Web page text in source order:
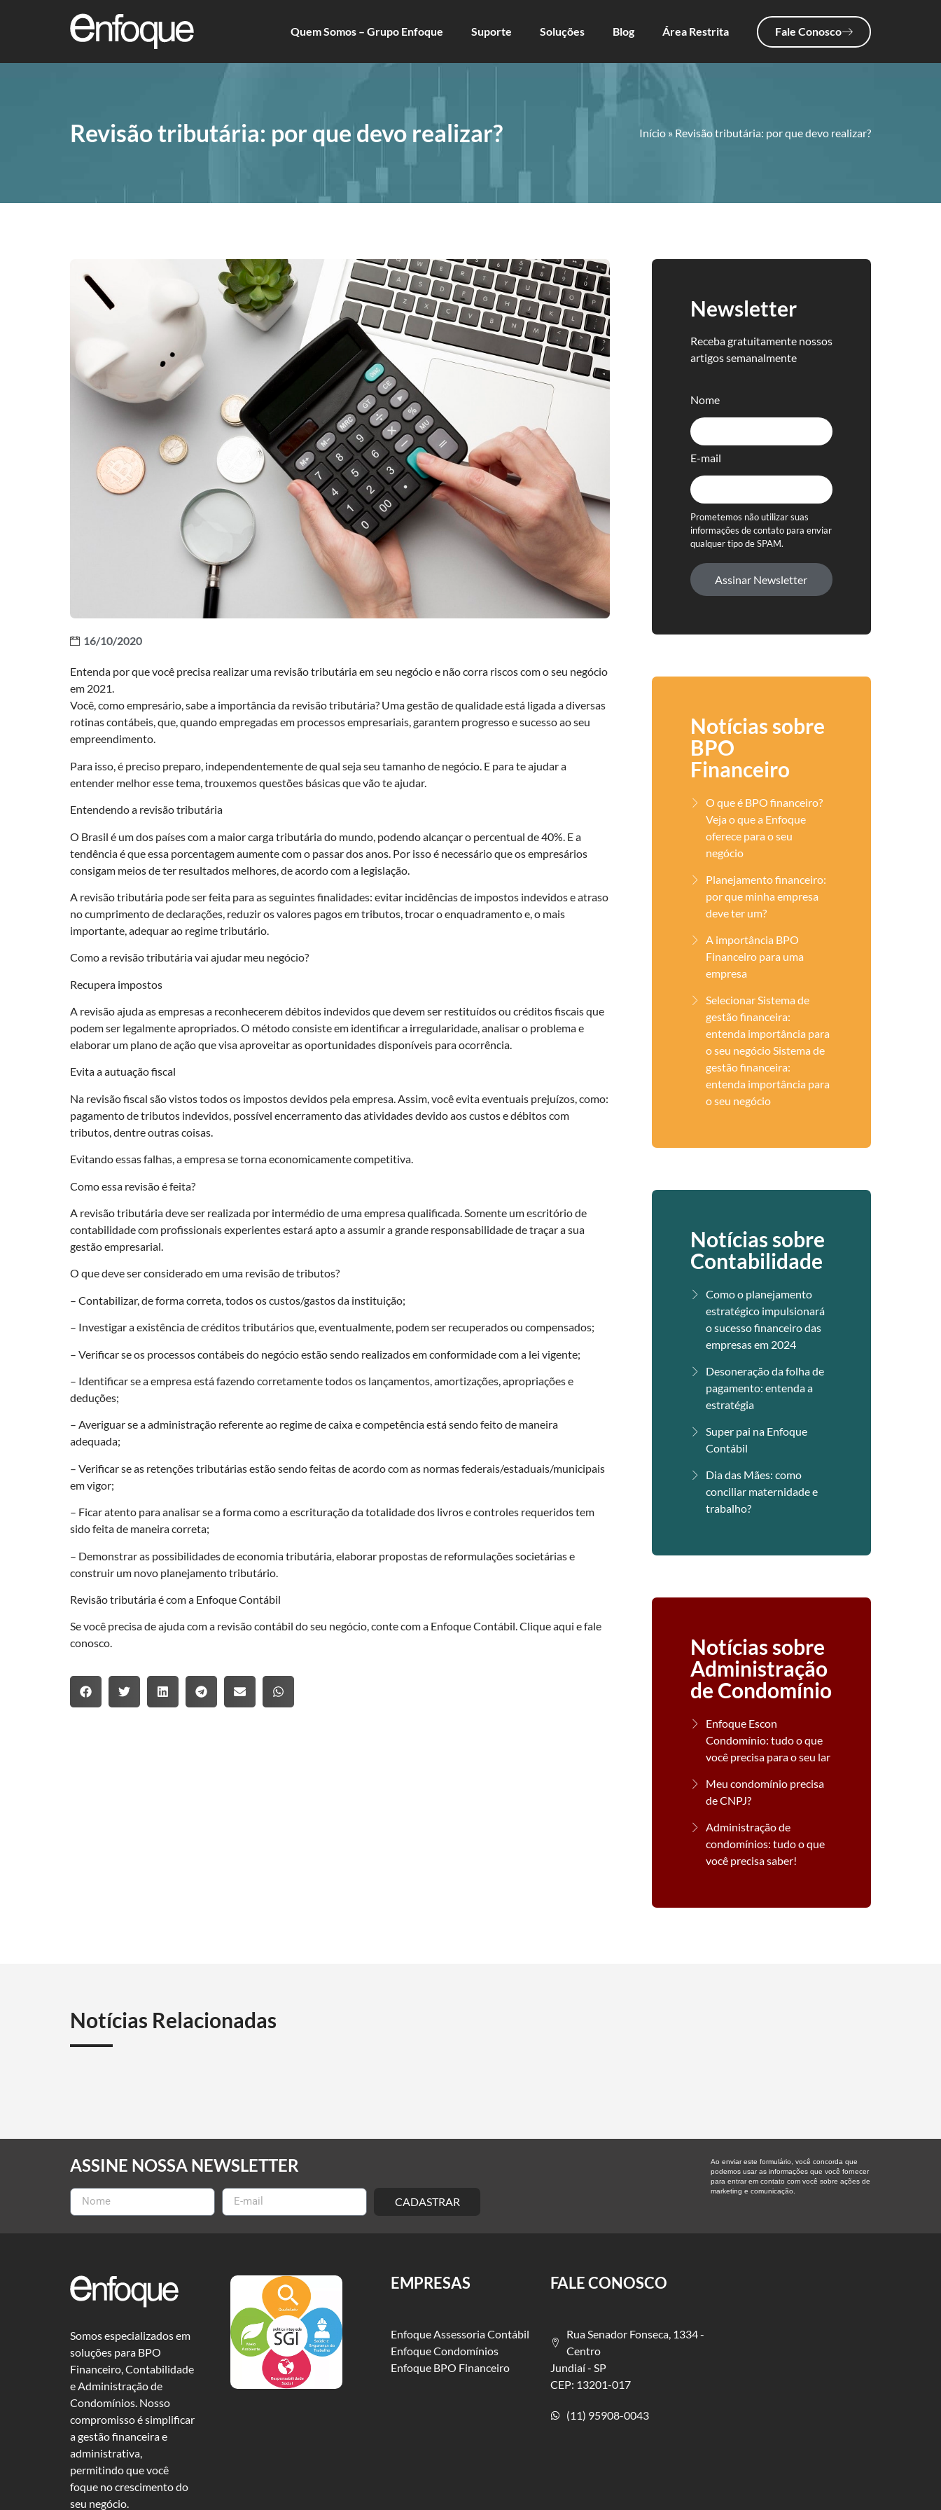
Quem Somos – Grupo Enfoque Suporte Soluções Blog Área Restrita Fale Conosco
Revisão tributária: por que devo realizar? Início» Revisão tributária: por que devo realizar?
16/10/2020
Entenda por que você precisa realizar uma revisão tributária em seu negócio e não corra riscos com o seu negócio
em 2021.
Você, como empresário, sabe a importância da revisão tributária? Uma gestão de qualidade está ligada a diversas
rotinas contábeis, que, quando empregadas em processos empresariais, garantem progresso e sucesso ao seu
empreendimento.
Para isso, é preciso preparo, independentemente de qual seja seu tamanho de negócio. E para te ajudar a
entender melhor esse tema, trouxemos questões básicas que vão te ajudar.
Entendendo a revisão tributária
O Brasil é um dos países com a maior carga tributária do mundo, podendo alcançar o percentual de 40%. E a
tendência é que essa porcentagem aumente com o passar dos anos. Por isso é necessário que os empresários
consigam meios de ter resultados melhores, de acordo com a legislação.
A revisão tributária pode ser feita para as seguintes finalidades: evitar incidências de impostos indevidos e atraso
no cumprimento de declarações, reduzir os valores pagos em tributos, trocar o enquadramento e, o mais
importante, adequar ao regime tributário.
Como a revisão tributária vai ajudar meu negócio?
Recupera impostos
A revisão ajuda as empresas a reconhecerem débitos indevidos que devem ser restituídos ou créditos fiscais que
podem ser legalmente apropriados. O método consiste em identificar a irregularidade, analisar o problema e
elaborar um plano de ação que visa aproveitar as oportunidades disponíveis para ocorrência.
Evita a autuação fiscal
Na revisão fiscal são vistos todos os impostos devidos pela empresa. Assim, você evita eventuais prejuízos, como:
pagamento de tributos indevidos, possível encerramento das atividades devido aos custos e débitos com
tributos, dentre outras coisas.
Evitando essas falhas, a empresa se torna economicamente competitiva.
Como essa revisão é feita?
A revisão tributária deve ser realizada por intermédio de uma empresa qualificada. Somente um escritório de
contabilidade com profissionais experientes estará apto a assumir a grande responsabilidade de traçar a sua
gestão empresarial.
O que deve ser considerado em uma revisão de tributos?
– Contabilizar, de forma correta, todos os custos/gastos da instituição;
– Investigar a existência de créditos tributários que, eventualmente, podem ser recuperados ou compensados;
– Verificar se os processos contábeis do negócio estão sendo realizados em conformidade com a lei vigente;
– Identificar se a empresa está fazendo corretamente todos os lançamentos, amortizações, apropriações e
deduções;
– Averiguar se a administração referente ao regime de caixa e competência está sendo feito de maneira
adequada;
– Verificar se as retenções tributárias estão sendo feitas de acordo com as normas federais/estaduais/municipais
em vigor;
– Ficar atento para analisar se a forma como a escrituração da totalidade dos livros e controles requeridos tem
sido feita de maneira correta;
– Demonstrar as possibilidades de economia tributária, elaborar propostas de reformulações societárias e
construir um novo planejamento tributário.
Revisão tributária é com a Enfoque Contábil
Se você precisa de ajuda com a revisão contábil do seu negócio, conte com a Enfoque Contábil. Clique aqui e fale
conosco.
Newsletter
Receba gratuitamente nossos
artigos semanalmente
Nome
E-mail
Prometemos não utilizar suas
informações de contato para enviar
qualquer tipo de SPAM.
Assinar Newsletter
Notícias sobre
BPO
Financeiro
O que é BPO financeiro?
Veja o que a Enfoque
oferece para o seu
negócio
Planejamento financeiro:
por que minha empresa
deve ter um?
A importância BPO
Financeiro para uma
empresa
Selecionar Sistema de
gestão financeira:
entenda importância para
o seu negócio Sistema de
gestão financeira:
entenda importância para
o seu negócio
Notícias sobre
Contabilidade
Como o planejamento
estratégico impulsionará
o sucesso financeiro das
empresas em 2024
Desoneração da folha de
pagamento: entenda a
estratégia
Super pai na Enfoque
Contábil
Dia das Mães: como
conciliar maternidade e
trabalho?
Notícias sobre
Administração
de Condomínio
Enfoque Escon
Condomínio: tudo o que
você precisa para o seu lar
Meu condomínio precisa
de CNPJ?
Administração de
condomínios: tudo o que
você precisa saber!
Notícias Relacionadas
ASSINE NOSSA NEWSLETTER
CADASTRAR
Ao enviar este formulário, você concorda que
podemos usar as informações que você fornecer
para entrar em contato com você sobre ações de
marketing e comunicação.
Somos especializados em
soluções para BPO
Financeiro, Contabilidade
e Administração de
Condomínios. Nosso
compromisso é simplificar
a gestão financeira e
administrativa,
permitindo que você
foque no crescimento do
seu negócio.
EMPRESAS
Enfoque Assessoria Contábil
Enfoque Condomínios
Enfoque BPO Financeiro
FALE CONOSCO
Rua Senador Fonseca, 1334 -
Centro
Jundiaí - SP
CEP: 13201-017
(11) 95908-0043